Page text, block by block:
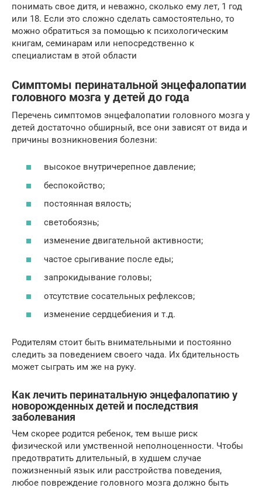
понимать свое дитя, и неважно, сколько ему лет, 1 год
или 18. Если это сложно сделать самостоятельно, то
можно обратиться за помощью к психологическим
книгам, семинарам или непосредственно к
специалистам в этой области
Симптомы перинатальной энцефалопатии
головного мозга у детей до года
Перечень симптомов энцефалопатии головного мозга у
детей достаточно обширный, все они зависят от вида и
причины возникновения болезни:
высокое внутричерепное давление;
беспокойство;
постоянная вялость;
светобоязнь;
изменение двигательной активности;
частое срыгивание после еды;
запрокидывание головы;
отсутствие сосательных рефлексов;
изменение сердцебиения и т.д.
Родителям стоит быть внимательными и постоянно
следить за поведением своего чада. Их бдительность
может сыграть им же на руку.
Как лечить перинатальную энцефалопатию у
новорожденных детей и последствия
заболевания
Чем скорее родится ребенок, тем выше риск
физической или умственной неполноценности. Чтобы
предотвратить длительный, в худшем случае
пожизненный язык или расстройства поведения,
любое повреждение головного мозга должно быть